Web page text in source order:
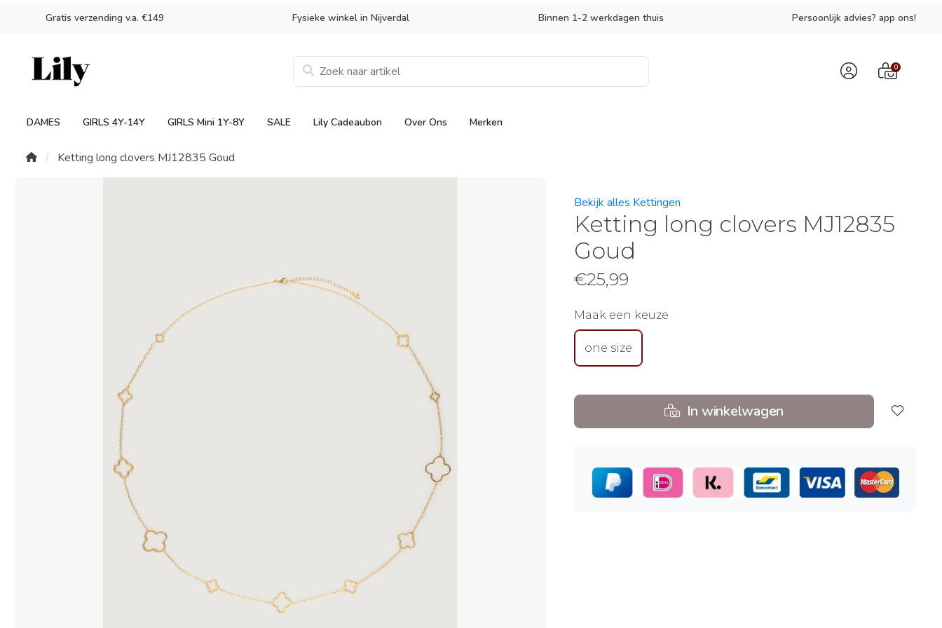
Gratis verzending v.a. €149 Fysieke winkel in Nijverdal Binnen 1-2 werkdagen thuis Persoonlijk advies? app ons!
0
DAMES GIRLS 4Y-14Y GIRLS Mini 1Y-8Y SALE Lily Cadeaubon Over Ons Merken
Ketting long clovers MJ12835 Goud
Bekijk alles Kettingen
Ketting long clovers MJ12835
Goud
€25,99
Maak een keuze
one size
In winkelwagen